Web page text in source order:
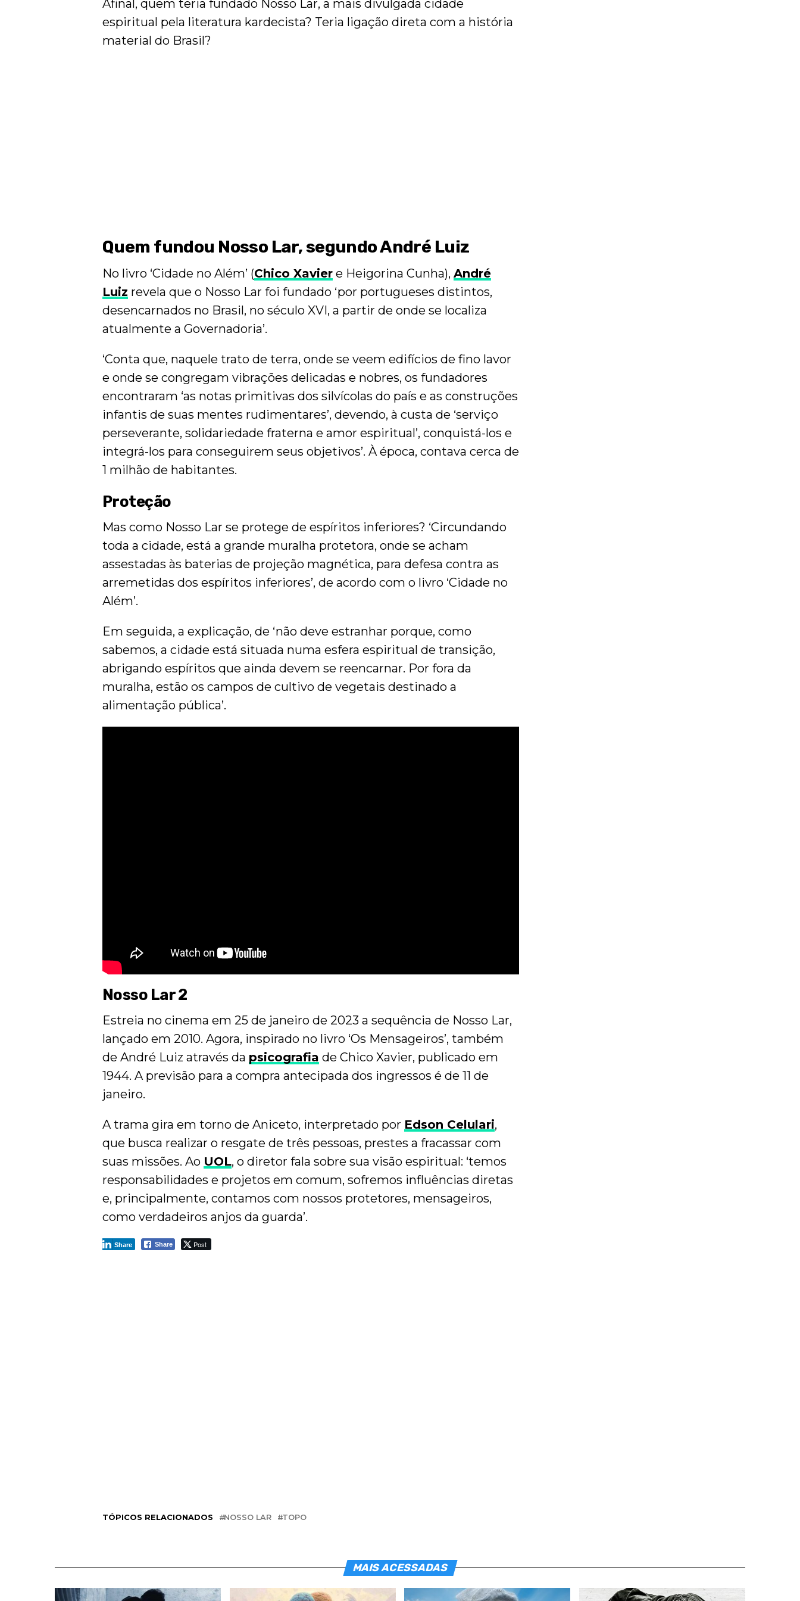
Afinal, quem teria fundado Nosso Lar, a mais divulgada cidade
espiritual pela literatura kardecista? Teria ligação direta com a história
material do Brasil?
Quem fundou Nosso Lar, segundo André Luiz
No livro ‘Cidade no Além’ (Chico Xavier e Heigorina Cunha), André
Luiz revela que o Nosso Lar foi fundado ‘por portugueses distintos,
desencarnados no Brasil, no século XVI, a partir de onde se localiza
atualmente a Governadoria’.
‘Conta que, naquele trato de terra, onde se veem edifícios de fino lavor
e onde se congregam vibrações delicadas e nobres, os fundadores
encontraram ‘as notas primitivas dos silvícolas do país e as construções
infantis de suas mentes rudimentares’, devendo, à custa de ‘serviço
perseverante, solidariedade fraterna e amor espiritual’, conquistá-los e
integrá-los para conseguirem seus objetivos’. À época, contava cerca de
1 milhão de habitantes.
Proteção
Mas como Nosso Lar se protege de espíritos inferiores? ‘Circundando
toda a cidade, está a grande muralha protetora, onde se acham
assestadas às baterias de projeção magnética, para defesa contra as
arremetidas dos espíritos inferiores’, de acordo com o livro ‘Cidade no
Além’.
Em seguida, a explicação, de ‘não deve estranhar porque, como
sabemos, a cidade está situada numa esfera espiritual de transição,
abrigando espíritos que ainda devem se reencarnar. Por fora da
muralha, estão os campos de cultivo de vegetais destinado a
alimentação pública’.
Nosso Lar 2
Estreia no cinema em 25 de janeiro de 2023 a sequência de Nosso Lar,
lançado em 2010. Agora, inspirado no livro ‘Os Mensageiros’, também
de André Luiz através da psicografia de Chico Xavier, publicado em
1944. A previsão para a compra antecipada dos ingressos é de 11 de
janeiro.
A trama gira em torno de Aniceto, interpretado por Edson Celulari,
que busca realizar o resgate de três pessoas, prestes a fracassar com
suas missões. Ao UOL, o diretor fala sobre sua visão espiritual: ‘temos
responsabilidades e projetos em comum, sofremos influências diretas
e, principalmente, contamos com nossos protetores, mensageiros,
como verdadeiros anjos da guarda’.
Share Post
Share
TÓPICOS RELACIONADOS NOSSO LAR TOPO
MAIS ACESSADAS